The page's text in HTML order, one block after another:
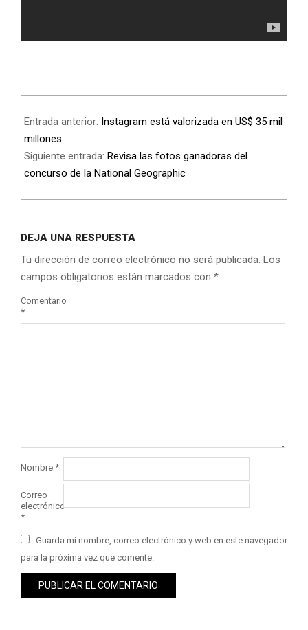
Entrada anterior: Instagram está valorizada en US$ 35 mil
millones
Siguiente entrada: Revisa las fotos ganadoras del
concurso de la National Geographic
DEJA UNA RESPUESTA
Tu dirección de correo electrónico no será publicada. Los
campos obligatorios están marcados con *
Comentario
*
Nombre *
Correo
electrónico
*
Guarda mi nombre, correo electrónico y web en este navegador
para la próxima vez que comente.